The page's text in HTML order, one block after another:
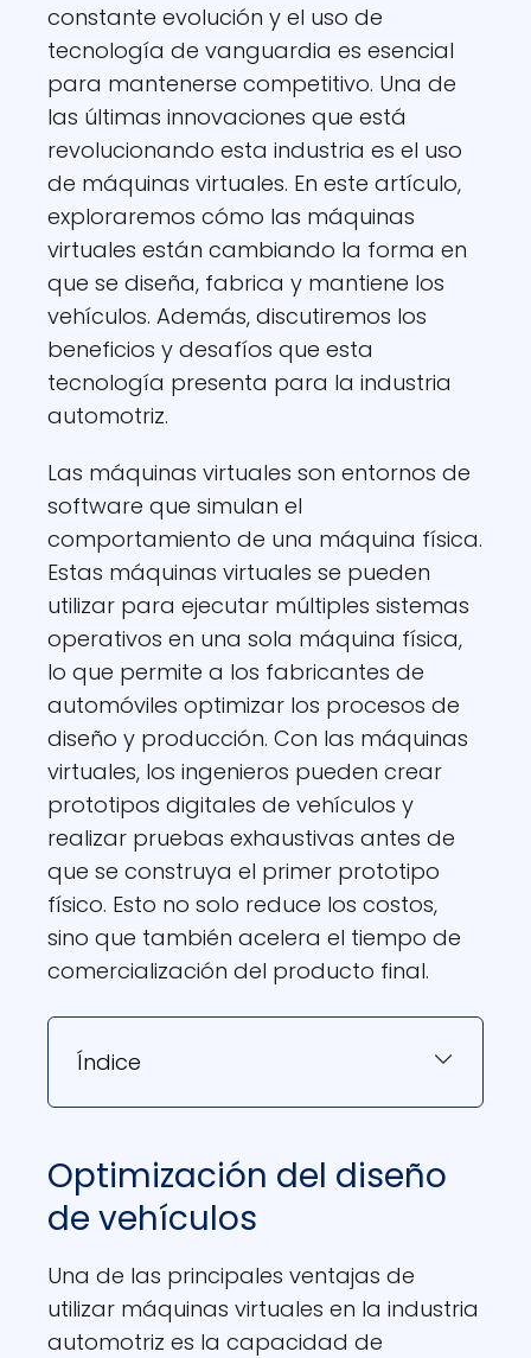
constante evolución y el uso de
tecnología de vanguardia es esencial
para mantenerse competitivo. Una de
las últimas innovaciones que está
revolucionando esta industria es el uso
de máquinas virtuales. En este artículo,
exploraremos cómo las máquinas
virtuales están cambiando la forma en
que se diseña, fabrica y mantiene los
vehículos. Además, discutiremos los
beneficios y desafíos que esta
tecnología presenta para la industria
automotriz.
Las máquinas virtuales son entornos de
software que simulan el
comportamiento de una máquina física.
Estas máquinas virtuales se pueden
utilizar para ejecutar múltiples sistemas
operativos en una sola máquina física,
lo que permite a los fabricantes de
automóviles optimizar los procesos de
diseño y producción. Con las máquinas
virtuales, los ingenieros pueden crear
prototipos digitales de vehículos y
realizar pruebas exhaustivas antes de
que se construya el primer prototipo
físico. Esto no solo reduce los costos,
sino que también acelera el tiempo de
comercialización del producto final.
Índice
Optimización del diseño
de vehículos
Una de las principales ventajas de
utilizar máquinas virtuales en la industria
automotriz es la capacidad de